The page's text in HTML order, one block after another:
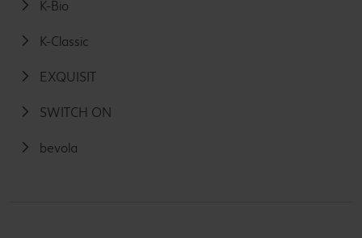
K-Bio
K-Classic
EXQUISIT
SWITCH ON
bevola